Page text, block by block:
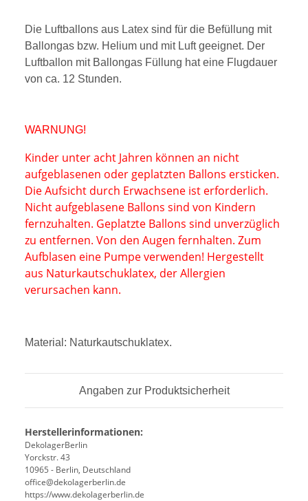
Die Luftballons aus Latex sind für die Befüllung mit
Ballongas bzw. Helium und mit Luft geeignet. Der
Luftballon mit Ballongas Füllung hat eine Flugdauer
von ca. 12 Stunden.
WARNUNG!
Kinder unter acht Jahren können an nicht
aufgeblasenen oder geplatzten Ballons ersticken.
Die Aufsicht durch Erwachsene ist erforderlich.
Nicht aufgeblasene Ballons sind von Kindern
fernzuhalten. Geplatzte Ballons sind unverzüglich
zu entfernen. Von den Augen fernhalten. Zum
Aufblasen eine Pumpe verwenden! Hergestellt
aus Naturkautschuklatex, derAllergien
verursachen kann.
Material: Naturkautschuklatex.
Angaben zur Produktsicherheit
Herstellerinformationen:
DekolagerBerlin
Yorckstr. 43
10965 - Berlin, Deutschland
office@dekolagerberlin.de
https://www.dekolagerberlin.de